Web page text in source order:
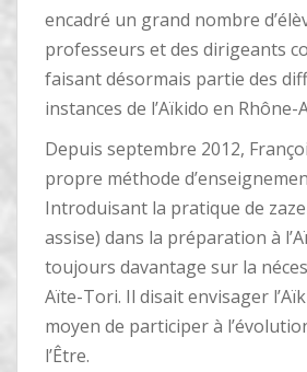
encadré un grand nombre
professeurs et des dirigeants
faisant désormais partie des
instances de l’Aïkido en Rhône-
Depuis septembre 2012,
propre méthode
Introduisant la pratique de
assise) dans la préparation à
toujours davantage sur la
Aïte-Tori. Il disait envisager
moyen de participer à
l’Être.